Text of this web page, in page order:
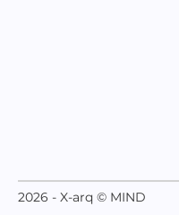
2026 - X-arq © MIND